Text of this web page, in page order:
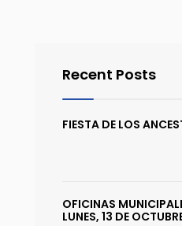
Recent Posts
FIESTA DE LOS
OFICINAS
LUNES, 13 DE